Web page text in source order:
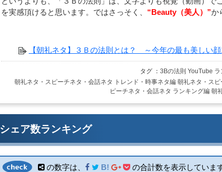
を実感頂けると思います。ではさっそく、 “Beauty（美人）”か
【朝礼ネタ】３Ｂの法則とは？ ～今年の最も美しい
タグ ： 3Bの法則 YouTube ラ
朝礼ネタ・スピーチネタ・会話ネタ
トレンド・時事ネタ編 朝礼ネタ・ス
ピーチネタ・会話ネタ ランキング編 朝
シェア数ランキング
の数字は、 B! の合計数を表示しています